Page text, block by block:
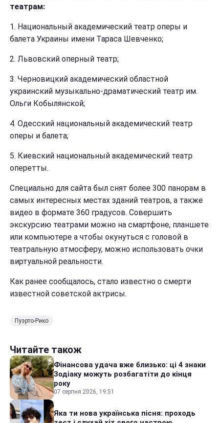
театрам:
1. Национальный академический театр оперы и
балета Украины имени Тараса Шевченко;
2. Львовский оперный театр;
3. Черновицкий академический областной
украинский музыкально-драматический театр им.
Ольги Кобылянской;
4. Одесский национальный академический театр
оперы и балета;
5. Киевский национальный академический театр
оперетты.
Специально для сайта был снят более 300 панорам в
самых интересных местах зданий театров, а также
видео в формате 360 градусов. Совершить
экскурсию театрами можно на смартфоне, планшете
или компьютере а чтобы окунуться с головой в
театральную атмосферу, можно использовать очки
виртуальной реальности.
Как ранее сообщалось, стало известно о смерти
известной советской актрисы.
Пуэрто-Рико
Читайте також
Фінансова удача вже близько: ці 4 знаки
Зодіаку можуть розбагатіти до кінця
року
07 серпня 2026, 19:51
Яка ти нова українська пісня: проходь